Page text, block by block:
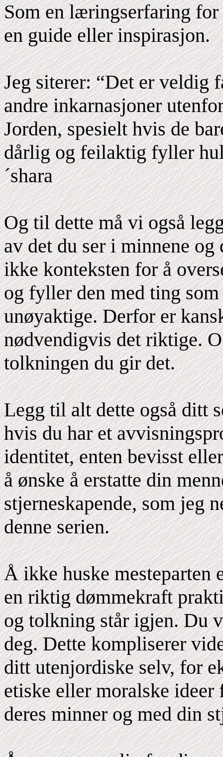
Som en læringserfaring
en guide eller inspirasjon.
Jeg siterer: “Det er veldig
andre inkarnasjoner
Jorden, spesielt hvis de
dårlig og feilaktig fyller
´shara
Og til dette må vi også
av det du ser i minnene
ikke konteksten for å
og fyller den med ting
unøyaktige. Derfor er
nødvendigvis det riktige.
tolkningen du gir det.
Legg til alt dette også ditt
hvis du har et
identitet, enten bevisst
å ønske å erstatte din
stjerneskapende, som jeg
denne serien.
Å ikke huske
en riktig dømmekraft
og tolkning står igjen. Du
deg. Dette kompliserer
ditt utenjordiske selv, for
etiske eller moralske ideer
deres minner og med din